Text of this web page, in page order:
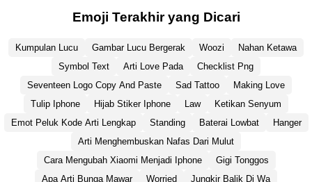
Emoji Terakhir yang Dicari
Kumpulan Lucu Gambar Lucu Bergerak Woozi
Nahan Ketawa
Symbol Text
Arti Love Pada
Checklist Png
Seventeen Logo Copy And Paste
Sad Tattoo
Making Love
Tulip Iphone
Hijab Stiker Iphone Law
Ketikan Senyum
Emot Peluk Kode Arti Lengkap
Standing Baterai Lowbat
Hanger
Arti Menghembuskan Nafas Dari Mulut
Cara Mengubah Xiaomi Menjadi Iphone
Gigi Tonggos
Apa Arti Bunga Mawar
Worried
Jungkir Balik Di Wa